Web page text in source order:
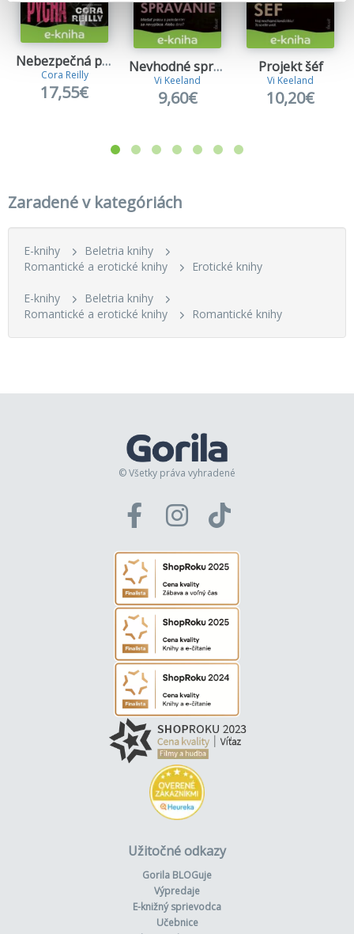
Nebezpečná pýcha
Cora Reilly
17,55€
Nevhodné správanie
Vi Keeland
9,60€
Projekt šéf
Vi Keeland
10,20€
Zaradené v kategóriách
E-knihy
Beletria knihy
Romantické a erotické knihy
Erotické knihy
E-knihy
Beletria knihy
Romantické a erotické knihy
Romantické knihy
© Všetky práva vyhradené
Užitočné odkazy
Gorila BLOGuje
Výpredaje
E-knižný sprievodca
Učebnice